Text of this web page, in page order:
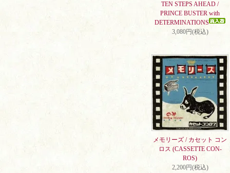
TEN STEPS AHEAD /
PRINCE BUSTER with
DETERMINATIONS
3,080円(税込)
メモリーズ / カセット コン
ロス (CASSETTE CON-
ROS)
2,200円(税込)